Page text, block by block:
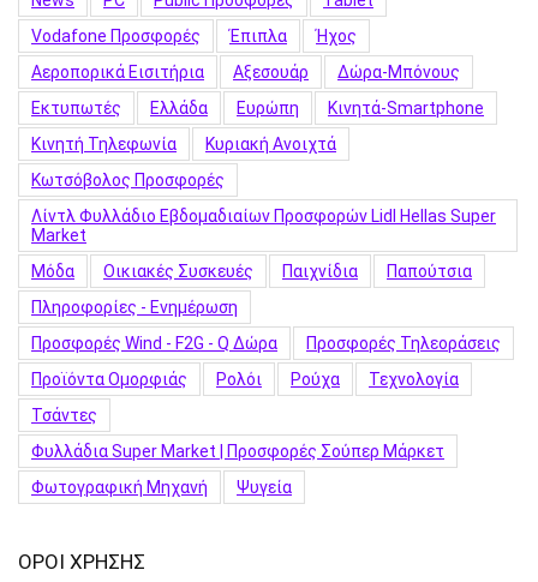
Vodafone Προσφορές
Έπιπλα
Ήχος
Αεροπορικά Εισιτήρια
Αξεσουάρ
Δώρα-Μπόνους
Εκτυπωτές
Ελλάδα Ευρώπη
Κινητά-Smartphone
Κινητή Τηλεφωνία
Κυριακή Ανοιχτά
Κωτσόβολος Προσφορές
Λίντλ Φυλλάδιο Εβδομαδιαίων Προσφορών Lidl Hellas Super
Market
Μόδα
Οικιακές Συσκευές Παιχνίδια
Παπούτσια
Πληροφορίες - Ενημέρωση
Προσφορές Wind - F2G - Q Δώρα
Προσφορές Τηλεοράσεις
Προϊόντα Ομορφιάς
Ρολόι Ρούχα
Τεχνολογία
Τσάντες
Φυλλάδια Super Market | Προσφορές Σούπερ Μάρκετ
Φωτογραφική Μηχανή
Ψυγεία
ΟΡΟΙ ΧΡΗΣΗΣ